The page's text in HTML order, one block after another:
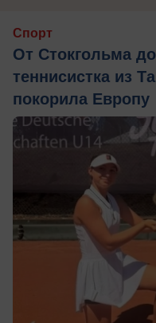
Спорт
От Стокгольма
теннисистка из
покорила Европу